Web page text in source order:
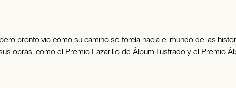
pronto vio cómo su camino se torcía hacia el mundo de las
obras, como el Premio Lazarillo de Álbum Ilustrado y el Premio